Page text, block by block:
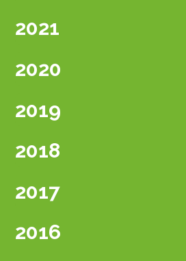
2021
2020
2019
2018
2017
2016